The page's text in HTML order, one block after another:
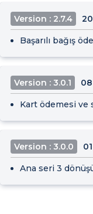
Version : 2.7.4
Başarılı bağış
Version : 3.0.1
Kart ödemesi ve
Version : 3.0.0
Ana seri 3